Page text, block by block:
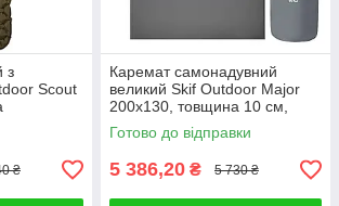
з
Scout
₴
Каремат самонадувний
великий Skif Outdoor Major
200x130, товщина 10 см,
сірий
Готово до відправки
5 386,20 ₴ 5 730 ₴